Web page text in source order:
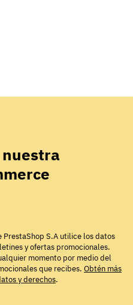
nuestra
S.A utilice los datos
y ofertas promocionales.
momento por medio del
que recibes. Obtén más
y derechos.